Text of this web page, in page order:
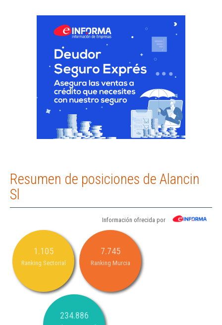
Resumen de posiciones de Alancin
Sl
Información ofrecida por
1.105
Ranking Sectorial
7.745
Ranking Murcia
234.886